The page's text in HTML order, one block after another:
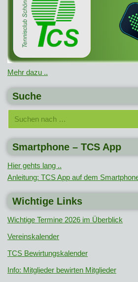
Mehr dazu ..
Suche
Smartphone – TCS App
Hier gehts lang ..
Anleitung: TCS App auf dem
Wichtige Links
Wichtige Termine 2026 im Überblick
Vereinskalender
TCS Bewirtungskalender
Info: Mitglieder bewirten Mitglieder